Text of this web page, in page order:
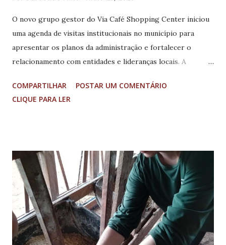
O novo grupo gestor do Via Café Shopping Center iniciou
uma agenda de visitas institucionais no município para
apresentar os planos da administração e fortalecer o
relacionamento com entidades e lideranças locais. A
pelo diretor, Francisco Pereira, além do gerente de vendas
e marketing do shopping, Leonardo Andrade. O objetivo
cidade e região. Entre os compromissos da agenda esteve
uma visita à Associação Comercial de Varginha (Aciv), onde
o grupo conheceu a atuação da entidade e conversou com o
presidente da entidade, André Yuki; a presidente do Sindvar,
Elisete Cristina Carvalho Ribeiro; o diretor financeiro,
Edilson Rabelo Pereira, e a gerente executiva, Kátia
COMPARTILHAR
POSTAR UM COMENTÁRIO
CLIQUE PARA LER